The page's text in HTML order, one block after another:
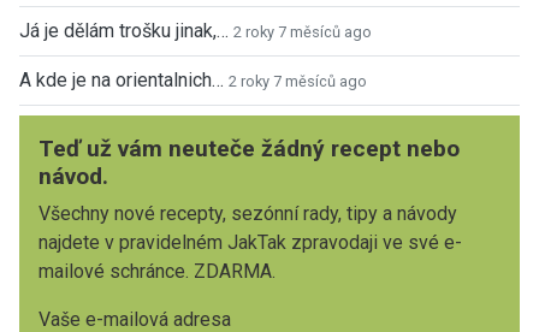
Já je dělám trošku jinak,… 2 roky 7 měsíců ago
A kde je na orientalnich… 2 roky 7 měsíců ago
Teď už vám neuteče žádný recept nebo
návod.
Všechny nové recepty, sezónní rady, tipy a návody
najdete v pravidelném JakTak zpravodaji ve své e-
mailové schránce. ZDARMA.
Vaše e-mailová adresa